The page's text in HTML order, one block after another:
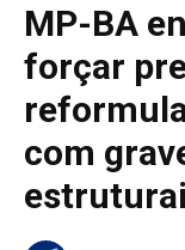
MP-BA
forçar
com